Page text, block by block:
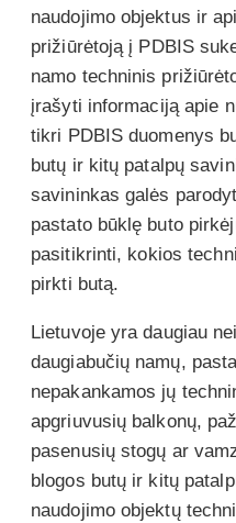
naudojimo objektus ir
prižiūrėtoją į PDBIS
namo techninis
įrašyti informaciją apie
tikri PDBIS duomenys
butų ir kitų patalpų
savininkas galės
pastato būklę buto
pasitikrinti, kokios
pirkti butą.
Lietuvoje yra daugiau
daugiabučių namų,
nepakankamos jų
apgriuvusių balkonų,
pasenusių stogų ar
blogos butų ir kitų
naudojimo objektų